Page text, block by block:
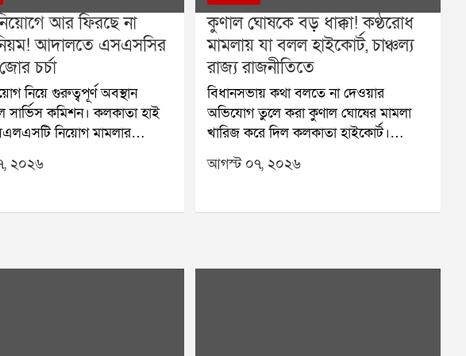
আর ফিরছে না
আদালতে এসএসসির
চর্চা
নিয়ে গুরুত্বপূর্ণ অবস্থান
সার্ভিস কমিশন। কলকাতা হাই
নিয়োগ মামলার
স্পষ্ট জানিয়েছে,
নিয়োগ ২০২৫ সালের নতুন
শুনানির সম্ভাবনা রয়েছে।
আদালতে জানান, নিয়োগে
২০২৬
কুণাল ঘোষকে বড় ধাক্কা! কণ্ঠরোধ
মামলায় যা বলল হাইকোর্ট, চাঞ্চল্য
রাজ্য রাজনীতিতে
বিধানসভায় কথা বলতে না দেওয়ার
অভিযোগ তুলে করা কুণাল ঘোষের মামলা
খারিজ করে দিল কলকাতা হাইকোর্ট।
বিচারপতি কৃষ্ণা রাও জানিয়ে দেন, এই
বিষয়ে আদালতের হস্তক্ষেপের সুযোগ নেই।
স্পিকারের কাছেই জানাতে হবে।কুণাল
রাখার সুযোগ দেওয়া হচ্ছে না। তাঁর নাম
আগস্ট ০৭, ২০২৬